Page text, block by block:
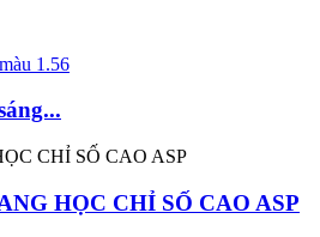
HỌC CHỈ SỐ CAO ASP